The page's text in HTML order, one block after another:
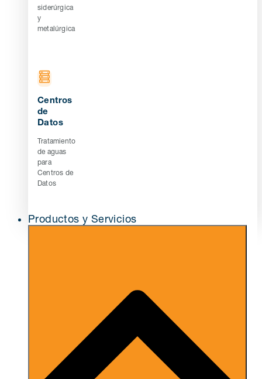
siderúrgica
y
metalúrgica
Centros
de
Datos
Tratamiento
de aguas
para
Centros de
Datos
Productos y Servicios